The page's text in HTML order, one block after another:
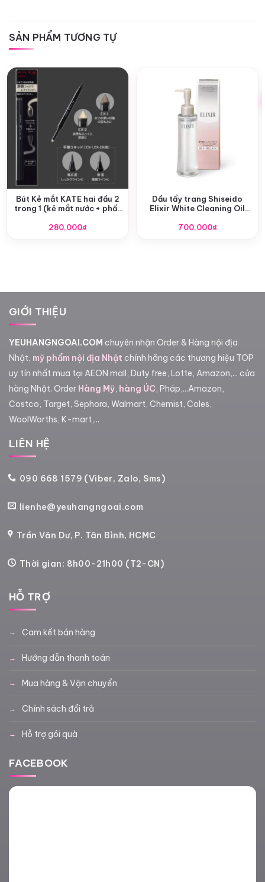
SẢN PHẨM TƯƠNG TỰ
Bút Kẻ mắt KATE hai đầu 2
trong 1 (kẻ mắt nước + phấn
280,000₫
Dầu tẩy trang Shiseido
Elixir White Cleaning Oil
700,000₫
GIỚI THIỆU
YEUHANGNGOAI.COM chuyên nhận Order & Hàng nội địa
Nhật, mỹ phẩm nội địa Nhật chính hãng các thương hiệu TOP
uy tín nhất mua tại AEON mall, Duty free, Lotte, Amazon,... cửa
hàng Nhật. Order Hàng Mỹ, hàng ÚC, Pháp,...Amazon,
Costco, Target, Sephora, Walmart, Chemist, Coles,
WoolWorths, K-mart,...
LIÊN HỆ
090 668 1579 (Viber, Zalo, Sms)
lienhe@yeuhangngoai.com
Trần Văn Dư, P. Tân Bình, HCMC
Thời gian: 8h00-21h00 (T2-CN)
HỖ TRỢ
Cam kết bán hàng
Hướng dẫn thanh toán
Mua hàng & Vận chuyển
Chính sách đổi trả
Hỗ trợ gói quà
FACEBOOK